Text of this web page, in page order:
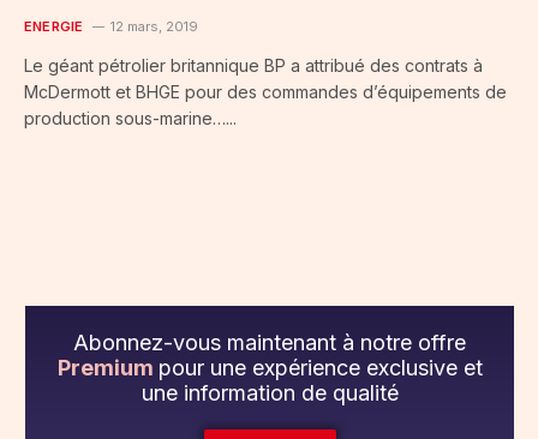
ENERGIE 12 mars, 2019
Le géant pétrolier britannique BP a attribué des contrats à
McDermott et BHGE pour des commandes d’équipements de
production sous-marine…...
Abonnez-vous maintenant à notre offre
Premium pour une expérience exclusive et
une information de qualité